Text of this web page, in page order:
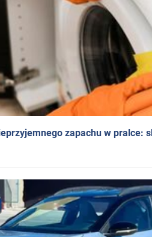
zapachu w pralce: